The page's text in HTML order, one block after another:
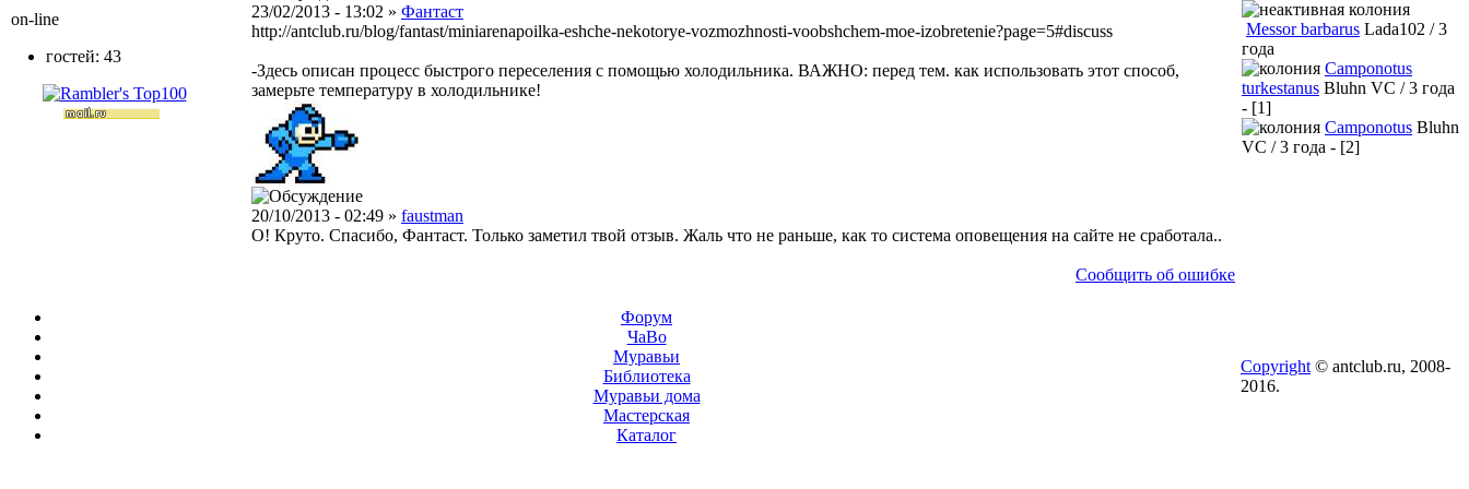
23/02/2013 - 13:02 » Фантаст
http://antclub.ru/blog/fantast/miniarenapoilka-eshche-nekotorye-vozmozhnosti-voobshchem-moe-izobretenie?page=5#discuss
-Здесь описан процесс быстрого переселения с помощью холодильника. ВАЖНО: перед тем. как использовать этот способ,
замерьте температуру в холодильнике!
20/10/2013 - 02:49 » faustman
О! Круто. Спасибо, Фантаст. Только заметил твой отзыв. Жаль что не раньше, как то система оповещения на сайте не сработала..
Сообщить об ошибке
on-line
гостей: 43
Messor barbarus Lada102 / 3
года
Camponotus
turkestanus Bluhn VC / 3 года
- [1]
Camponotus Bluhn
VC / 3 года - [2]
Форум
ЧаВо
Муравьи
Библиотека
Муравьи дома
Мастерская
Каталог
Copyright © antclub.ru, 2008-
2016.